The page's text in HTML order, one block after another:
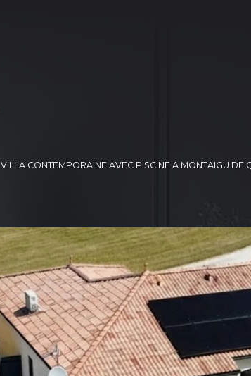
VILLA CONTEMPORAINE AVEC PISCINE A MONTAIGU DE